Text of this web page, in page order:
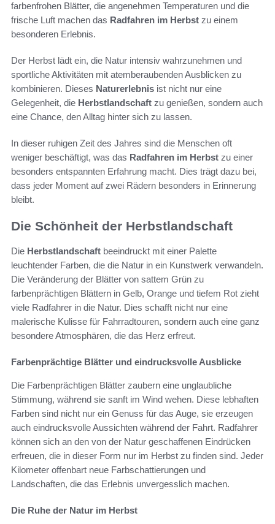
farbenfrohen Blätter, die angenehmen Temperaturen und die
frische Luft machen das Radfahren im Herbst zu einem
besonderen Erlebnis.
Der Herbst lädt ein, die Natur intensiv wahrzunehmen und
sportliche Aktivitäten mit atemberaubenden Ausblicken zu
kombinieren. Dieses Naturerlebnis ist nicht nur eine
Gelegenheit, die Herbstlandschaft zu genießen, sondern auch
eine Chance, den Alltag hinter sich zu lassen.
In dieser ruhigen Zeit des Jahres sind die Menschen oft
weniger beschäftigt, was das Radfahren im Herbst zu einer
besonders entspannten Erfahrung macht. Dies trägt dazu bei,
dass jeder Moment auf zwei Rädern besonders in Erinnerung
bleibt.
Die Schönheit der Herbstlandschaft
Die Herbstlandschaft beeindruckt mit einer Palette
leuchtender Farben, die die Natur in ein Kunstwerk verwandeln.
Die Veränderung der Blätter von sattem Grün zu
farbenprächtigen Blättern in Gelb, Orange und tiefem Rot zieht
viele Radfahrer in die Natur. Dies schafft nicht nur eine
malerische Kulisse für Fahrradtouren, sondern auch eine ganz
besondere Atmosphären, die das Herz erfreut.
Farbenprächtige Blätter und eindrucksvolle Ausblicke
Die Farbenprächtigen Blätter zaubern eine unglaubliche
Stimmung, während sie sanft im Wind wehen. Diese lebhaften
Farben sind nicht nur ein Genuss für das Auge, sie erzeugen
auch eindrucksvolle Aussichten während der Fahrt. Radfahrer
können sich an den von der Natur geschaffenen Eindrücken
erfreuen, die in dieser Form nur im Herbst zu finden sind. Jeder
Kilometer offenbart neue Farbschattierungen und
Landschaften, die das Erlebnis unvergesslich machen.
Die Ruhe der Natur im Herbst